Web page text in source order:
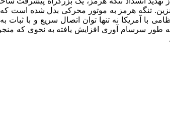
بنزین. تنگه هرمز به موتور محرکی بدل شده
با آمریکا نه تنها توان اتصال سریع و با